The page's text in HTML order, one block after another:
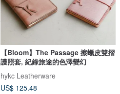
【Bloom】The Passage 擦蠟皮雙摺
護照套, 紀錄旅途的色澤變幻
hykc Leatherware
US$ 125.48